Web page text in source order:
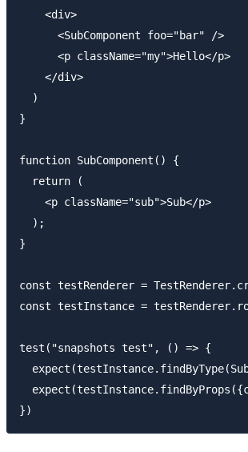
    <div>
      <SubComponent foo="bar" />
      <p className="my">Hello</p>
    </div>
  )
}
function SubComponent() {
  return (
    <p className="sub">Sub</p>
  );
}
const testRenderer =
const testInstance =
test("snapshots test", () => {